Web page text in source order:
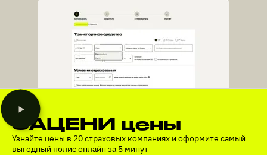
ЗАЦЕНИ цены
Узнайте цены в 20 страховых компаниях и оформите самый
выгодный полис онлайн за 5 минут